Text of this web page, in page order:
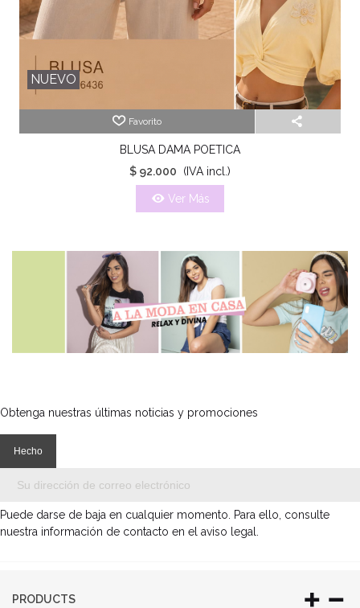
NUEVO
Favorito
BLUSA DAMA POETICA
$ 92.000
(IVA incl.)
Ver Más
Obtenga nuestras últimas noticias y promociones
Puede darse de baja en cualquier momento. Para ello, consulte
nuestra información de contacto en el aviso legal.
PRODUCTS